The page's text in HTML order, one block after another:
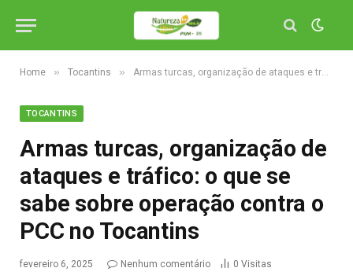
Home » Tocantins » Armas turcas, organização de ataques e tráfico: o que se sabe sobre operação contra o PCC no Tocantins
TOCANTINS
Armas turcas, organização de
ataques e tráfico: o que se
sabe sobre operação contra o
PCC no Tocantins
fevereiro 6, 2025 Nenhum comentário 0 Visitas